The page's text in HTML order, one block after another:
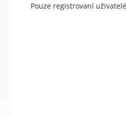
Pouze registrovaní